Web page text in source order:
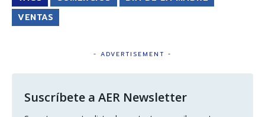
VENTAS
- ADVERTISEMENT -
Suscríbete a AER Newsletter